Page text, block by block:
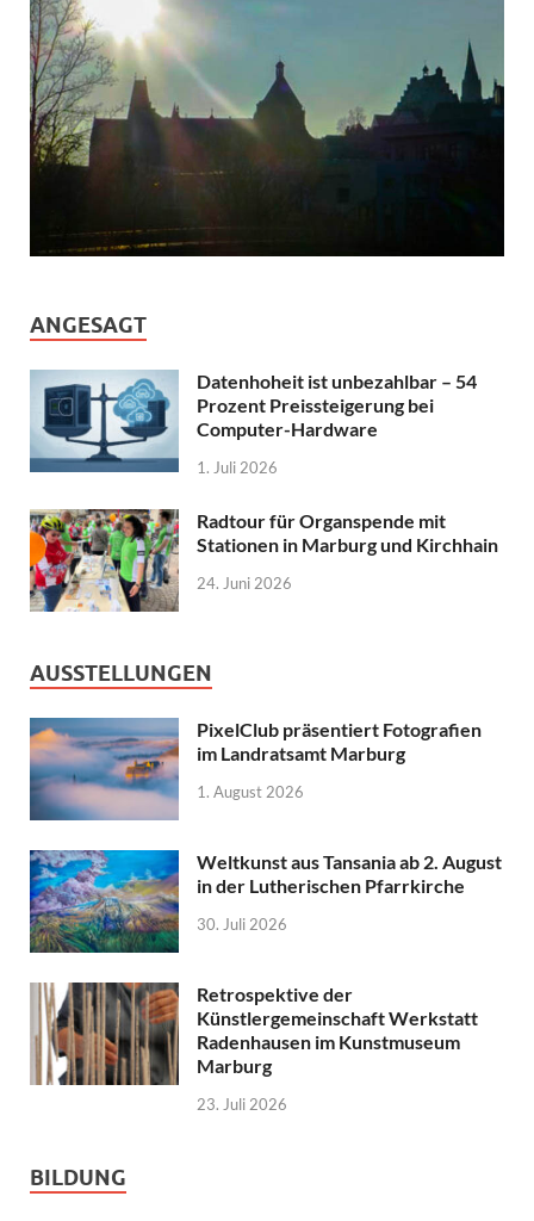
ANGESAGT
Datenhoheit ist unbezahlbar – 54
Prozent Preissteigerung bei
Computer-Hardware
1. Juli 2026
Radtour für Organspende mit
Stationen in Marburg und Kirchhain
24. Juni 2026
AUSSTELLUNGEN
PixelClub präsentiert Fotografien
im Landratsamt Marburg
1. August 2026
Weltkunst aus Tansania ab 2. August
in der Lutherischen Pfarrkirche
30. Juli 2026
Retrospektive der
Künstlergemeinschaft Werkstatt
Radenhausen im Kunstmuseum
Marburg
23. Juli 2026
BILDUNG